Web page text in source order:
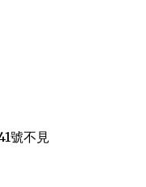
號不見